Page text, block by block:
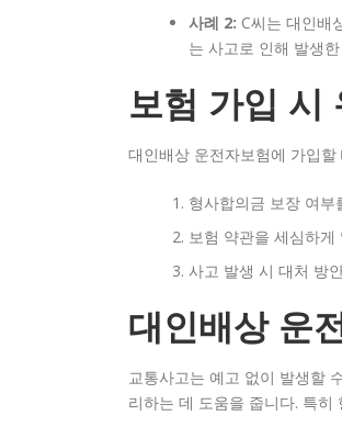
사례 2: C씨는 대인배
는 사고로 인해 발생
보험 가입 시
대인배상 운전자보험에 가입
형사합의금 보장 여부
보험 약관을 세심하게
사고 발생 시 대처 방
대인배상 운
교통사고는 예고 없이 발생할
리하는 데 도움을 줍니다. 특